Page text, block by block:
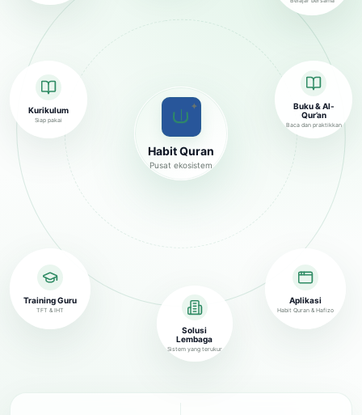
✦
Habit Quran
Pusat ekosistem
Buku & Al-
Qur’an
Baca dan praktikkan
Training Guru
TFT & IHT
Solusi
Lembaga
Sistem yang terukur
Kurikulum
Siap pakai
Aplikasi
Habit Quran & Hafizo